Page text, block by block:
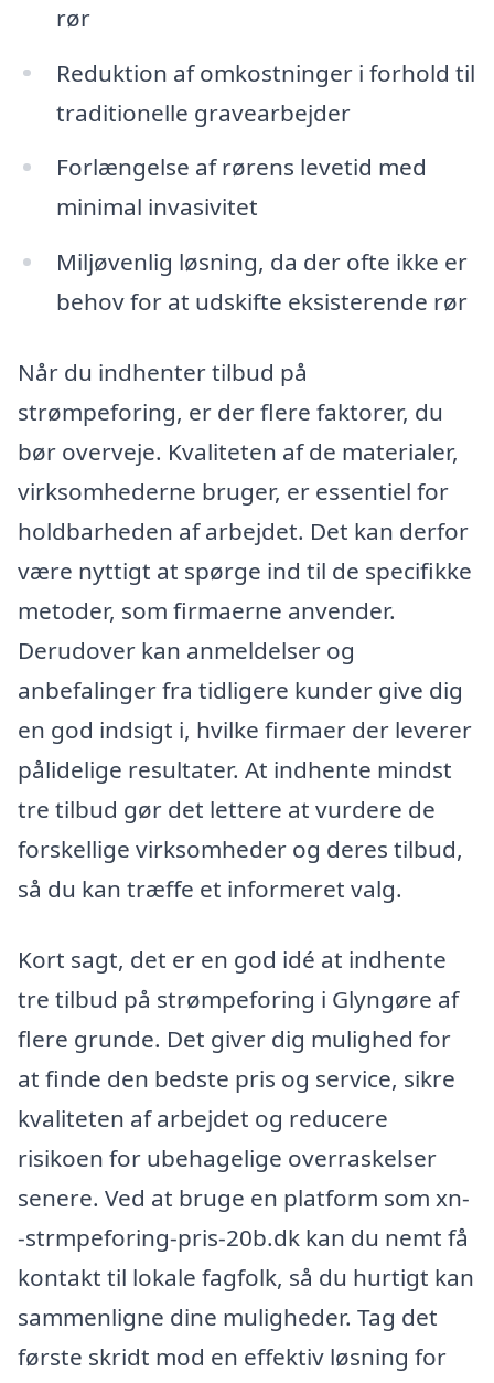
rør
Reduktion af omkostninger i forhold til
traditionelle gravearbejder
Forlængelse af rørens levetid med
minimal invasivitet
Miljøvenlig løsning, da der ofte ikke er
behov for at udskifte eksisterende rør
Når du indhenter tilbud på
strømpeforing, er der flere faktorer, du
bør overveje. Kvaliteten af de materialer,
virksomhederne bruger, er essentiel for
holdbarheden af arbejdet. Det kan derfor
være nyttigt at spørge ind til de specifikke
metoder, som firmaerne anvender.
Derudover kan anmeldelser og
anbefalinger fra tidligere kunder give dig
en god indsigt i, hvilke firmaer der leverer
pålidelige resultater. At indhente mindst
tre tilbud gør det lettere at vurdere de
forskellige virksomheder og deres tilbud,
så du kan træffe et informeret valg.
Kort sagt, det er en god idé at indhente
tre tilbud på strømpeforing i Glyngøre af
flere grunde. Det giver dig mulighed for
at finde den bedste pris og service, sikre
kvaliteten af arbejdet og reducere
risikoen for ubehagelige overraskelser
senere. Ved at bruge en platform som xn-
-strmpeforing-pris-20b.dk kan du nemt få
kontakt til lokale fagfolk, så du hurtigt kan
sammenligne dine muligheder. Tag det
første skridt mod en effektiv løsning for